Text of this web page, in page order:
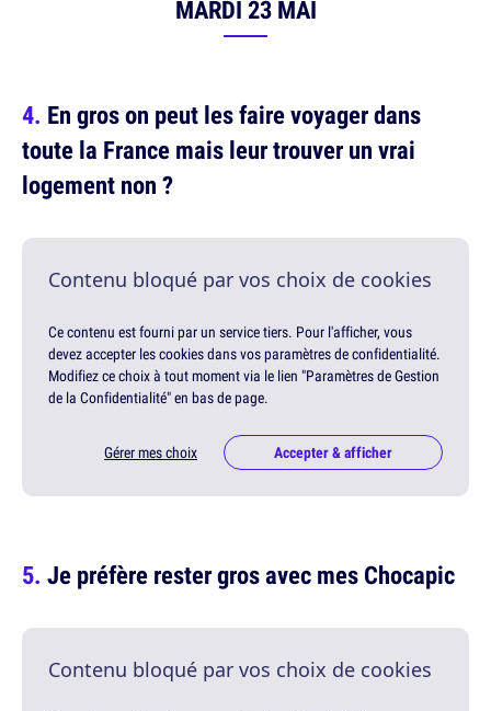
MARDI 23 MAI
En gros on peut les faire voyager dans
toute la France mais leur trouver un vrai
logement non ?
Contenu bloqué par vos choix de cookies
Ce contenu est fourni par un service tiers. Pour l'afficher, vous
devez accepter les cookies dans vos paramètres de confidentialité.
Modifiez ce choix à tout moment via le lien "Paramètres de Gestion
de la Confidentialité" en bas de page.
Gérer mes choix Accepter & afficher
Je préfère rester gros avec mes Chocapic
Contenu bloqué par vos choix de cookies